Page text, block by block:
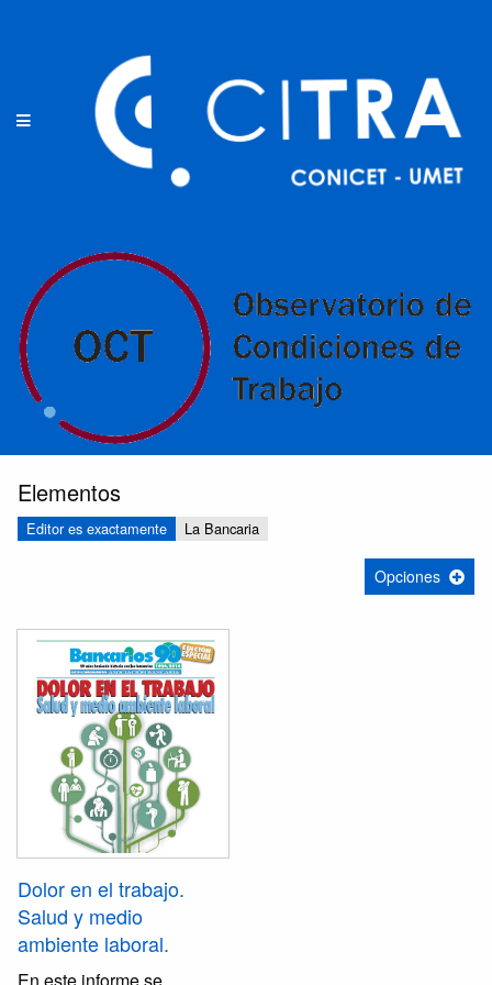
Elementos
Editor es exactamente La Bancaria
Opciones
Dolor en el trabajo.
Salud y medio
ambiente laboral.
En este informe se